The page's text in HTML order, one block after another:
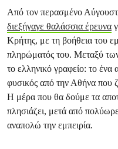
Από τον περασμένο
διεξήγαγε θαλάσσια έρευνα
Κρήτης, με τη βοήθεια του
πληρώματός του. Μεταξύ
το ελληνικό γραφείο: το
φυσικός από την Αθήνα που
Η μέρα που θα δούμε τα
πλησιάζει, μετά από
αναπολώ την εμπειρία.